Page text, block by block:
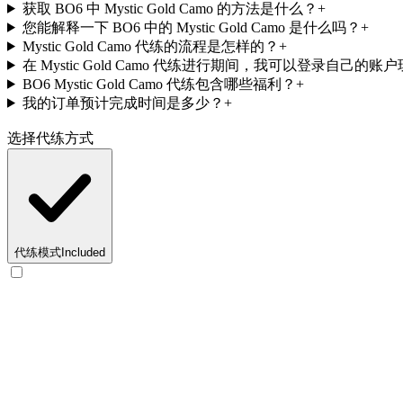
获取 BO6 中 Mystic Gold Camo 的方法是什么？ +
您能解释一下 BO6 中的 Mystic Gold Camo 是什么吗？ +
Mystic Gold Camo 代练的流程是怎样的？ +
在 Mystic Gold Camo 代练进行期间，我可以登录自己的账户
BO6 Mystic Gold Camo 代练包含哪些福利？ +
我的订单预计完成时间是多少？ +
选择代练方式
代练模式 Included